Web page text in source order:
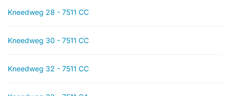
Kneedweg 28 - 7511 CC
Kneedweg 30 - 7511 CC
Kneedweg 32 - 7511 CC